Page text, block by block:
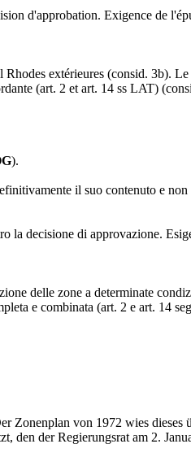
d'approbation. Exigence de
extérieures (consid. 3b).
(art. 2 et art. 14 ss LAT)
).
il suo contenuto e
decisione di approvazione.
delle zone a determinate
e combinata (art. 2 e art. 14
von 1972 wies dieses
den der Regierungsrat am 2.